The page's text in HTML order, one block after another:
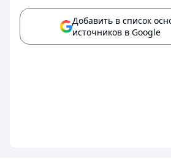
Добавить в список
источников в Google